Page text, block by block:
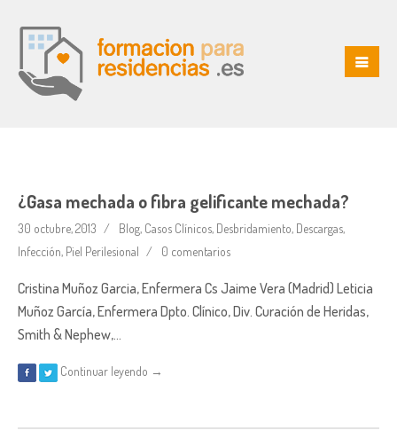
¿Gasa mechada o fibra gelificante mechada?
30 octubre, 2013 Blog, Casos Clínicos, Desbridamiento, Descargas,
Infección, Piel Perilesional 0 comentarios
Cristina Muñoz Garcia, Enfermera Cs Jaime Vera (Madrid) Leticia
Muñoz García, Enfermera Dpto. Clínico, Div. Curación de Heridas,
Smith & Nephew,…
Continuar leyendo →